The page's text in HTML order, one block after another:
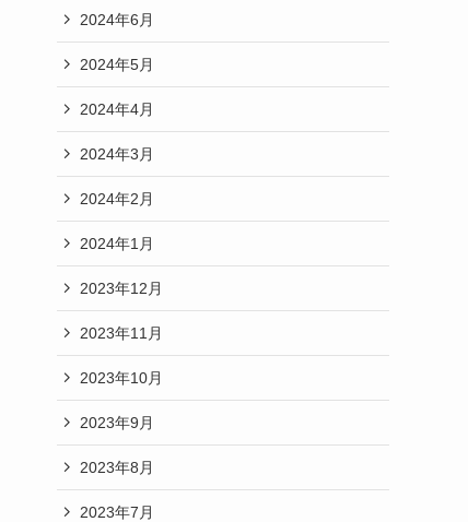
2024年6月
2024年5月
2024年4月
2024年3月
2024年2月
2024年1月
2023年12月
2023年11月
2023年10月
2023年9月
2023年8月
2023年7月